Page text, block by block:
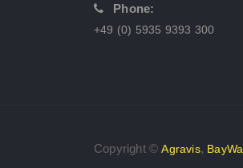
Phone:
+49 (0) 5935 9393 300
Copyright ©Agravis, BayWa